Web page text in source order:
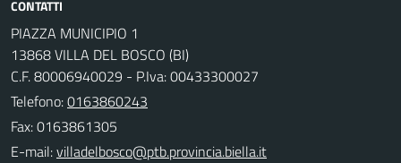
CONTATTI
PIAZZA MUNICIPIO 1
13868 VILLA DEL BOSCO (BI)
C.F. 80006940029 - P.Iva: 00433300027
Telefono:0163860243
Fax: 0163861305
E-mail: